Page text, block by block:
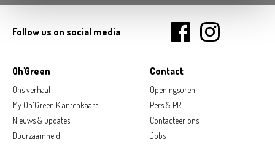
Oh'Green
Ons verhaal
My Oh'Green Klantenkaart
Nieuws & updates
Duurzaamheid
Contact
Openingsuren
Pers & PR
Contacteer ons
Jobs
Follow us on social media